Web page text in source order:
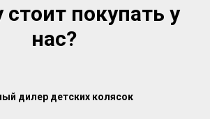
покупать у
нас?
дилер детских колясок